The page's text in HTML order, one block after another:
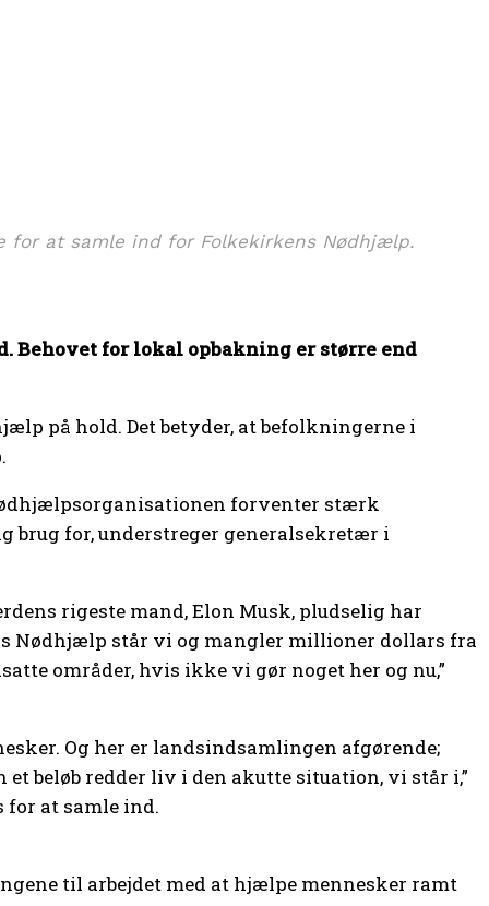
for at samle ind for Folkekirkens Nødhjælp.
Behovet for lokal opbakning er større end
på hold. Det betyder, at befolkningerne i
for­venter stærk
brug for, understreger generalsekretær i
rigeste mand, Elon Musk, pludselig har
Nødhjælp står vi og mangler millioner dollars fra
områder, hvis ikke vi gør noget her og nu,”
Og her er landsindsamlingen afgørende;
beløb redder liv i den akutte situation, vi står i,”
for at samle ind.
til arbejdet med at hjælpe mennesker ramt